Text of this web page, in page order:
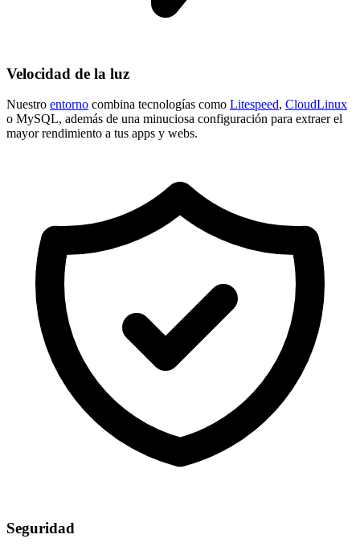
Velocidad de la luz
Nuestro entorno combina tecnologías como Litespeed, CloudLinux
o MySQL, además de una minuciosa configuración para extraer el
mayor rendimiento a tus apps y webs.
Seguridad